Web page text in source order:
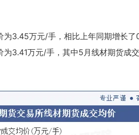
3.45万元/手，相比上年同期增长了
3.41万元/手，其中5月线材期货成